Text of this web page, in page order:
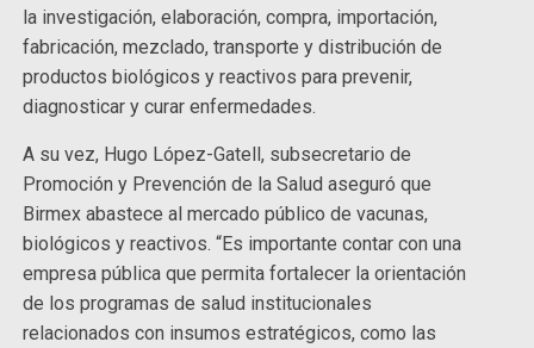
la investigación, elaboración, compra, importación,
fabricación, mezclado, transporte y distribución de
productos biológicos y reactivos para prevenir,
diagnosticar y curar enfermedades.
A su vez, Hugo López-Gatell, subsecretario de
Promoción y Prevención de la Salud aseguró que
Birmex abastece al mercado público de vacunas,
biológicos y reactivos. “Es importante contar con una
empresa pública que permita fortalecer la orientación
de los programas de salud institucionales
relacionados con insumos estratégicos, como las